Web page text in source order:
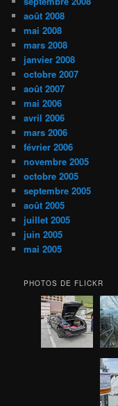
août 2008
mai 2008
mars 2008
janvier 2008
octobre 2007
août 2007
mai 2006
avril 2006
mars 2006
février 2006
novembre 2005
octobre 2005
septembre 2005
août 2005
juillet 2005
juin 2005
mai 2005
PHOTOS DE FLICKR